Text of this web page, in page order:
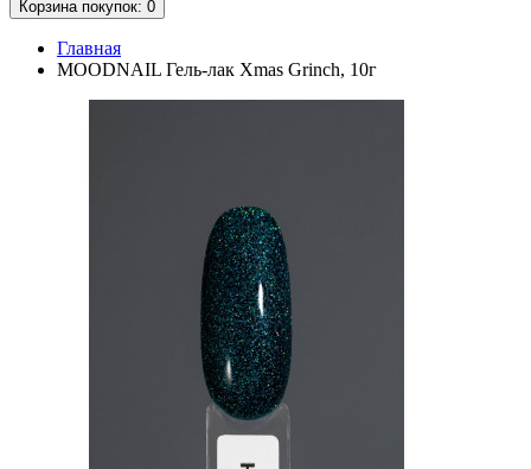
Корзинапокупок: 0
Главная
MOODNAIL Гель-лак Xmas Grinch, 10г